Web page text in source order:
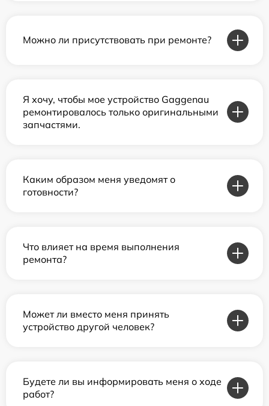
Можно ли присутствовать при ремонте?
Я хочу, чтобы мое устройство Gaggenau
ремонтировалось только оригинальными
запчастями.
Каким образом меня уведомят о
готовности?
Что влияет на время выполнения
ремонта?
Может ли вместо меня принять
устройство другой человек?
Будете ли вы информировать меня о ходе
работ?